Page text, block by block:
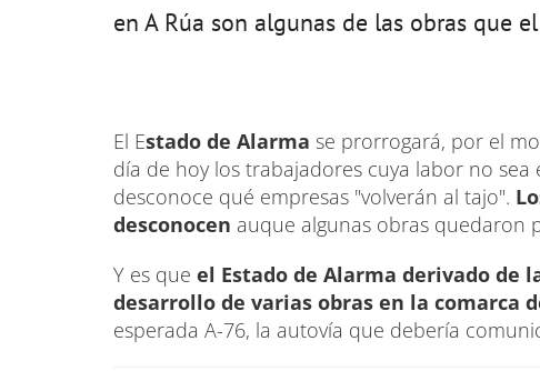
en A Rúa son algunas de las obras que
El Estado de Alarma se prorrogará, por el
día de hoy los trabajadores cuya labor no
desconoce qué empresas "volverán al tajo".
desconocen auque algunas obras quedaron
Y es que el Estado de Alarma derivado de
desarrollo de varias obras en la comarca
esperada A-76, la autovía que debería